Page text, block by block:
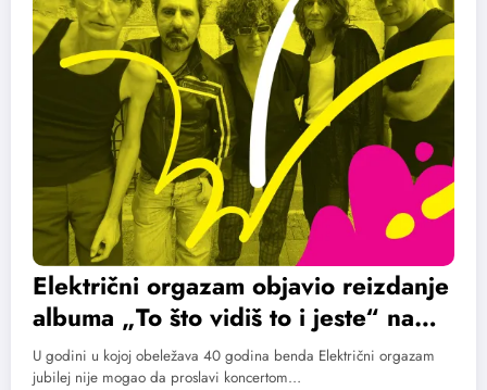
Električni orgazam objavio reizdanje
albuma „To što vidiš to i jeste“ na
duplom vinilu
U godini u kojoj obeležava 40 godina benda Električni orgazam
jubilej nije mogao da proslavi koncertom…